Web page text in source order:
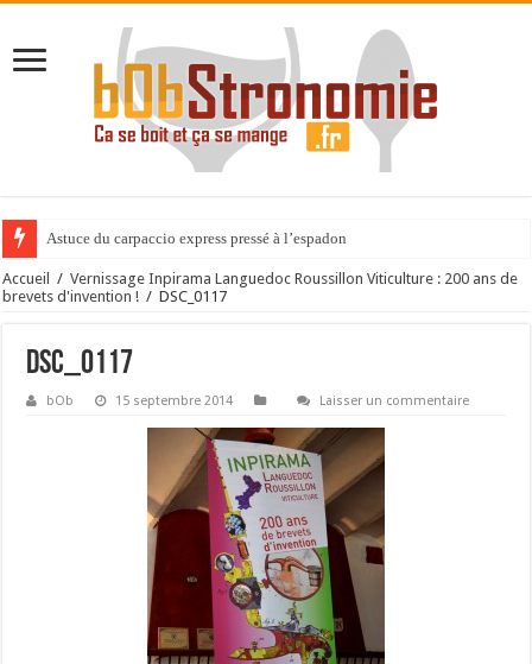
Astuce du carpaccio express pressé à l’espadon
Accueil / Vernissage Inpirama Languedoc Roussillon Viticulture : 200 ans de
brevets d'invention ! / DSC_0117
DSC_0117
bOb 15 septembre 2014 Laisser un commentaire